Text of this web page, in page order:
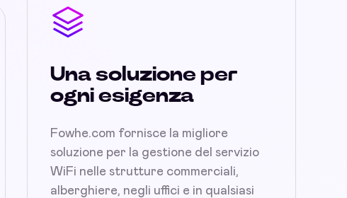
Una soluzione per
ogni esigenza
Fowhe.com fornisce la migliore
soluzione per la gestione del servizio
WiFi nelle strutture commerciali,
alberghiere, negli uffici e in qualsiasi